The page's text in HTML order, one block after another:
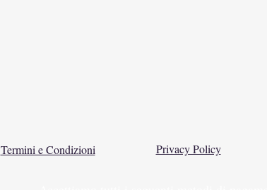
Termini e Condizioni Privacy Policy